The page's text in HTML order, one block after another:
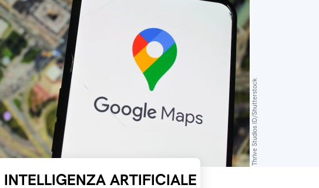
Thrive Studios ID/Shutterstock
INTELLIGENZA ARTIFICIALE